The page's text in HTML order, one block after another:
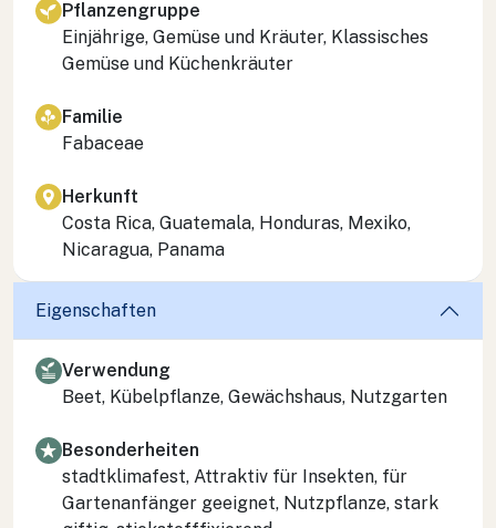
Pflanzengruppe
Einjährige, Gemüse und Kräuter, Klassisches
Gemüse und Küchenkräuter
Familie
Fabaceae
Herkunft
Costa Rica, Guatemala, Honduras, Mexiko,
Nicaragua, Panama
Eigenschaften
Verwendung
Beet, Kübelpflanze, Gewächshaus, Nutzgarten
Besonderheiten
stadtklimafest, Attraktiv für Insekten, für
Gartenanfänger geeignet, Nutzpflanze, stark